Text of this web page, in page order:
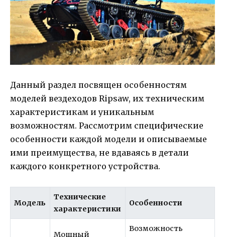
Данный раздел посвящен особенностям
моделей вездеходов Ripsaw, их техническим
характеристикам и уникальным
возможностям. Рассмотрим специфические
особенности каждой модели и описываемые
ими преимущества, не вдаваясь в детали
каждого конкретного устройства.
Модель
Технические
характеристики
Особенности
Мощный
Возможность